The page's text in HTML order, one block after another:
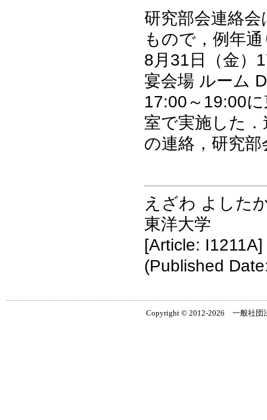
研究部会連絡
もので，例年
8月31日（金）
宴会場 ルーム
17:00～19:00
室で実施した
の連絡，研究
えざわ よした
東洋大学
[Article: I1211A]
(Published
Copyright © 2012-2026 一般社団